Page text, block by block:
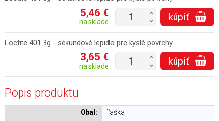
5,46 €
na sklade
+
kúpiť
Loctite 401 3g - sekundové lepidlo pre kyslé povrchy
3,65 €
na sklade
+
kúpiť
Popis produktu
Obal:
fľaška